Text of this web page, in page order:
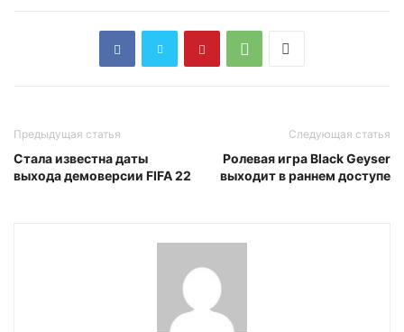
Предыдущая статья
Стала известна даты
выхода демоверсии FIFA 22
Следующая статья
Ролевая игра Black Geyser
выходит в раннем доступе